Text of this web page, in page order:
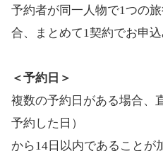
予約者が同一人物で1つの
合、まとめて1契約でお申込
＜予約日＞​
複数の予約日がある場合、
予約した日）​
から14日以内であることが